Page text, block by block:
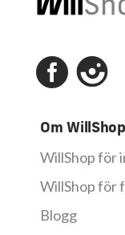
Om WillShop
WillShop för
WillShop för
Blogg